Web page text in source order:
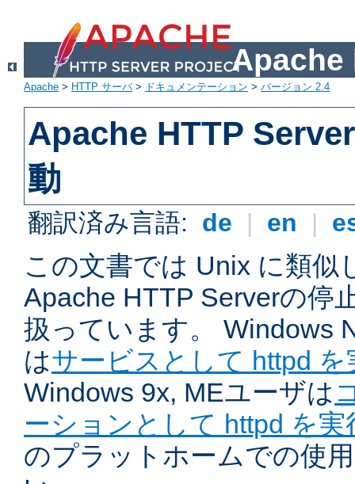
Apache
Apache > HTTP サーバ> ドキュメンテーション > バージョン 2.4
Apache HTTP
動
翻訳済み言語: de | en |
この文書では Unix に類似
Apache HTTP Serverの停
扱っています。 Windows
はサービスとして httpd を
Windows 9x, MEユーザは
ーションとして httpd を実
のプラットホームでの使